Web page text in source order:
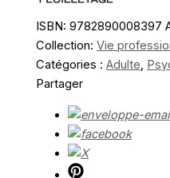
ISBN:9782890008397
Collection:Vie
Catégories :Adulte,
Partager